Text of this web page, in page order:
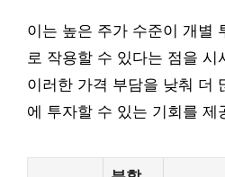
이는 높은 주가 수준이 개별
로 작용할 수 있다는 점을 시
이러한 가격 부담을 낮춰 더
에 투자할 수 있는 기회를 제